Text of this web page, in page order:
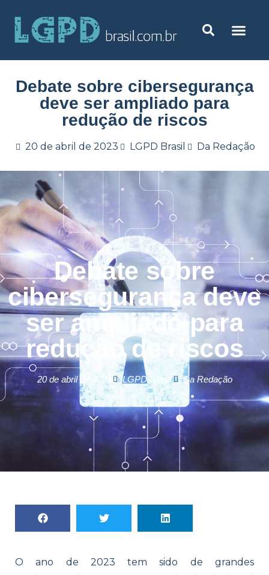
Debate sobre cibersegurança
deve ser ampliado para
redução de riscos
20 de abril de 2023 LGPD Brasil Da Redação
Debate sobre
cibersegurança deve
ser ampliado para
redução de riscos
20 de abril de 2023 LGPD Brasil Da Redação
O ano de 2023 tem sido de grandes